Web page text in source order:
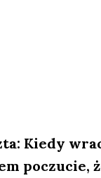
Kie­dy